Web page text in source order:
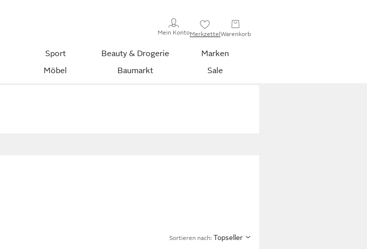
Mein KontoMerkzettelWarenkorb
Sport Beauty & Drogerie
Marken
Möbel Baumarkt Sale
Sortieren nach: Topseller